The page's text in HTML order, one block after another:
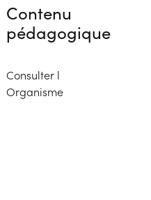
Contenu
pédagogique
Consulter l
Organisme